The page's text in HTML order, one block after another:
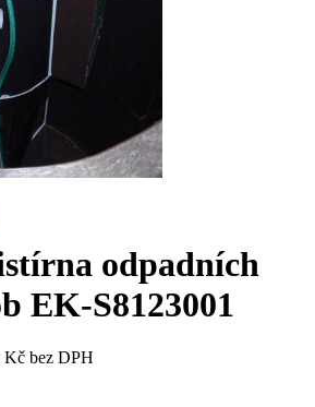
odpadních
EK-S8123001
Kč bez DPH